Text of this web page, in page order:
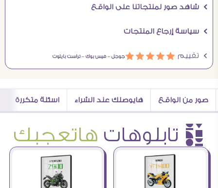
Ö شاهد صور لمنتجاتنا على الواقع
Ö سياسة إرجاع المنتجات
Ö تقييم áááááجوجل –فيس بوك –تراست بايلوت
صور من الواقع هايوصلك عند الشراء اسئلة متكررة
è تابلوهات هاتعجبك